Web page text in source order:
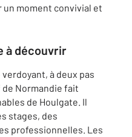
moment convivial et
à découvrir
à deux pas
Normandie fait
de Houlgate. Il
stages, des
professionnelles. Les